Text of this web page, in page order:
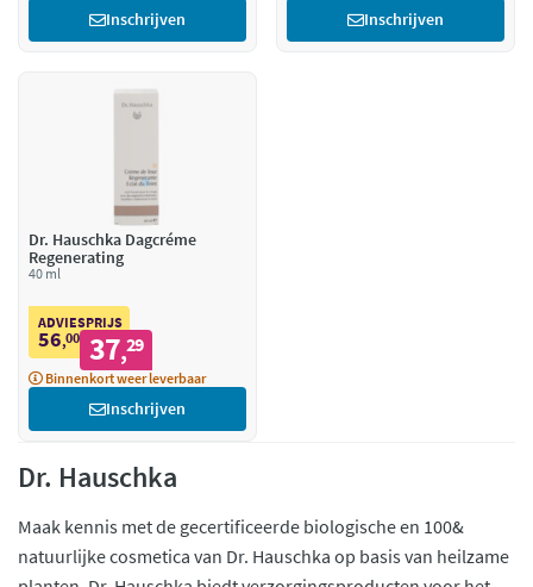
Inschrijven Inschrijven
Dr. Hauschka Dagcréme
Regenerating
40 ml
ADVIESPRIJS
56,00 37,29
Binnenkort weer leverbaar
Inschrijven
Dr. Hauschka
Maak kennis met de gecertificeerde biologische en 100&
natuurlijke cosmetica van Dr. Hauschka op basis van heilzame